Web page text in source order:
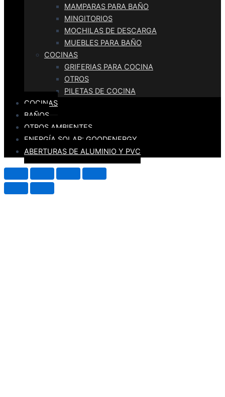
MAMPARAS PARA BAÑO
MINGITORIOS
MOCHILAS DE DESCARGA
MUEBLES PARA BAÑO
COCINAS
GRIFERIAS PARA COCINA
OTROS
PILETAS DE COCINA
COCINAS
BAÑOS
OTROS AMBIENTES
ENERGÍA SOLAR: GOODENERGY
ABERTURAS DE ALUMINIO Y PVC